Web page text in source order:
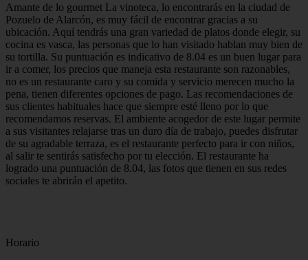
Amante de lo gourmet La vinoteca, lo encontrarás en la ciudad de
Pozuelo de Alarcón, es muy fácil de encontrar gracias a su
ubicación. Aquí tendrás una gran variedad de platos donde elegir, su
cocina es vasca, las personas que lo han visitado hablan muy bien de
su tortilla. Su puntuación es indicativo de 8.04 es un buen lugar para
ir a comer, los precios que maneja esta restaurante son razonables,
no es un restaurante caro y su comida y servicio merecen mucho la
pena, tienen diferentes opciones de pago. Las recomendaciones de
sus clientes habituales hace que siempre esté lleno por lo que
recomendamos reservas. El ambiente acogedor de este lugar permite
a sus visitantes relajarse tras un duro día de trabajo, puedes disfrutar
de su agradable terraza, es el restaurante perfecto para ir con niños,
al salir te sentirás satisfecho por tu elección. El restaurante ha
logrado una puntuación de 8.04, las fotos que tienen en sus redes
sociales te abrirán el apetito.
Horario